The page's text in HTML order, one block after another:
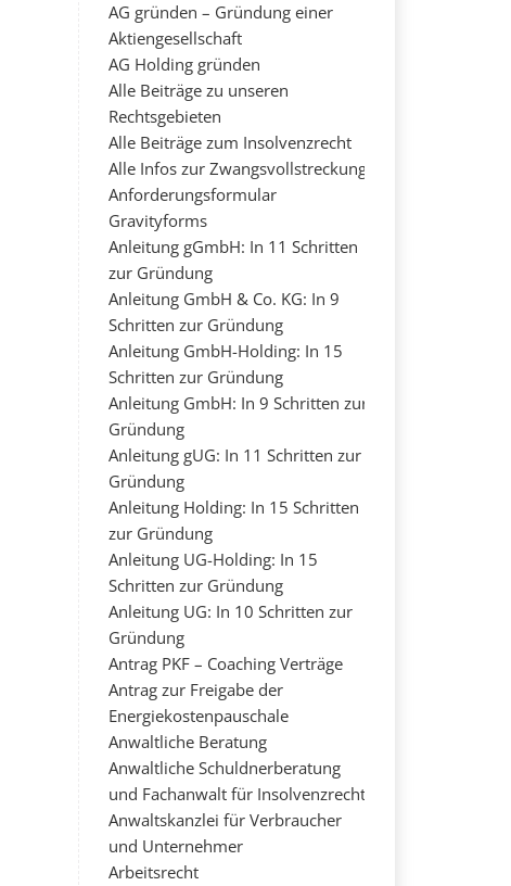
AG gründen – Gründung einer
Aktiengesellschaft
AG Holding gründen
Alle Beiträge zu unseren
Rechtsgebieten
Alle Beiträge zum Insolvenzrecht
Alle Infos zur Zwangsvollstreckung
Anforderungsformular
Gravityforms
Anleitung gGmbH: In 11 Schritten
zur Gründung
Anleitung GmbH & Co. KG: In 9
Schritten zur Gründung
Anleitung GmbH-Holding: In 15
Schritten zur Gründung
Anleitung GmbH: In 9 Schritten zur
Gründung
Anleitung gUG: In 11 Schritten zur
Gründung
Anleitung Holding: In 15 Schritten
zur Gründung
Anleitung UG-Holding: In 15
Schritten zur Gründung
Anleitung UG: In 10 Schritten zur
Gründung
Antrag PKF – Coaching Verträge
Antrag zur Freigabe der
Energiekostenpauschale
Anwaltliche Beratung
Anwaltliche Schuldnerberatung
und Fachanwalt für Insolvenzrecht
Anwaltskanzlei für Verbraucher
und Unternehmer
Arbeitsrecht